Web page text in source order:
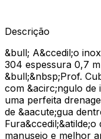
Descrição
&bull; A&ccedil;o
304 espessura 0,7
&bull;&nbsp;Prof.
com &acirc;ngulo de
uma perfeita
de &aacute;gua
manuseio e melhor